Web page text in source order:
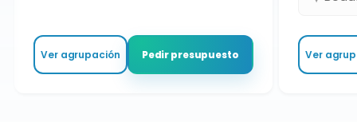
Ver agrupación Pedir presupuesto Ver